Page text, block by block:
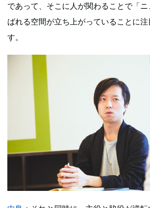
であって、そこに人が関わることで「
ばれる空間が立ち上がっていることに注
す。